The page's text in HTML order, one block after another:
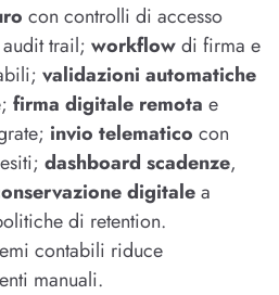
con controlli di accesso
trail; workflowdi firma e
validazioni automatiche
firma digitale remota e
invio telematico con
dashboard scadenze,
digitalea
di retention.
contabili riduce
manuali.